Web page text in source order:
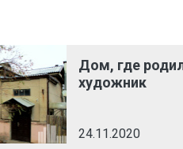
Дом, где
художник
24.11.2020